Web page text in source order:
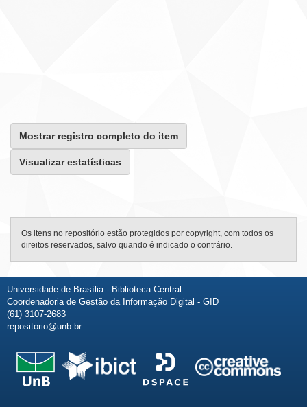
Mostrar registro completo do item
Visualizar estatísticas
Os itens no repositório estão protegidos por copyright, com todos os
direitos reservados, salvo quando é indicado o contrário.
Universidade de Brasília - Biblioteca Central
Coordenadoria de Gestão da Informação Digital - GID
(61) 3107-2683
repositorio@unb.br